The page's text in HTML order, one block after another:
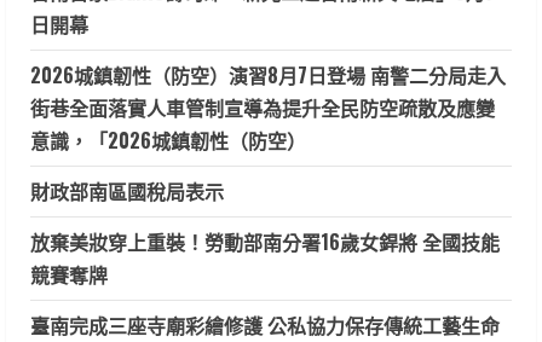
日開幕
2026城鎮韌性（防空）演習8月7日登場 南警二分局走入
街巷全面落實人車管制宣導為提升全民防空疏散及應變
意識，「2026城鎮韌性（防空）
財政部南區國稅局表示
放棄美妝穿上重裝！勞動部南分署16歲女銲將 全國技能
競賽奪牌
臺南完成三座寺廟彩繪修護 公私協力保存傳統工藝生命